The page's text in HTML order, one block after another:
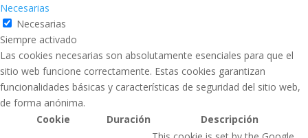
Necesarias
Necesarias
Siempre activado
Las cookies necesarias son absolutamente esenciales para que el
sitio web funcione correctamente. Estas cookies garantizan
funcionalidades básicas y características de seguridad del sitio web,
de forma anónima.
Cookie
Duración Descripción